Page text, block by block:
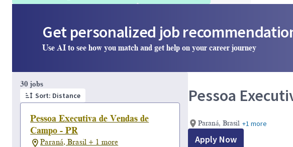
Get personalized job
Use AI to see how you match and get help on your career journey
30 jobs
Sort: Distance
Pessoa Executiva de Vendas de
Campo - PR
Paraná, Brasil + 1 more
Page 1 of 3
Pessoa
Paraná, Brasil +1 more
Apply Now